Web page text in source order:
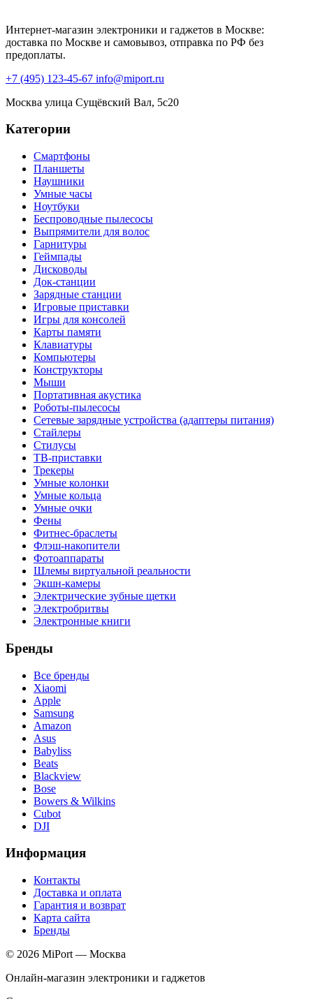
Интернет-магазин электроники и гаджетов в Москве:
доставка по Москве и самовывоз, отправка по РФ без
предоплаты.
+7 (495) 123-45-67 info@miport.ru
Москва улица Сущёвский Вал, 5с20
Категории
Смартфоны
Планшеты
Наушники
Умные часы
Ноутбуки
Беспроводные пылесосы
Выпрямители для волос
Гарнитуры
Геймпады
Дисководы
Док-станции
Зарядные станции
Игровые приставки
Игры для консолей
Карты памяти
Клавиатуры
Компьютеры
Конструкторы
Мыши
Портативная акустика
Роботы-пылесосы
Сетевые зарядные устройства (адаптеры питания)
Стайлеры
Стилусы
ТВ-приставки
Трекеры
Умные колонки
Умные кольца
Умные очки
Фены
Фитнес-браслеты
Флэш-накопители
Фотоаппараты
Шлемы виртуальной реальности
Экшн-камеры
Электрические зубные щетки
Электробритвы
Электронные книги
Бренды
Все бренды
Xiaomi
Apple
Samsung
Amazon
Asus
Babyliss
Beats
Blackview
Bose
Bowers & Wilkins
Cubot
DJI
Информация
Контакты
Доставка и оплата
Гарантия и возврат
Карта сайта
Бренды
© 2026 MiPort — Москва
Онлайн-магазин электроники и гаджетов